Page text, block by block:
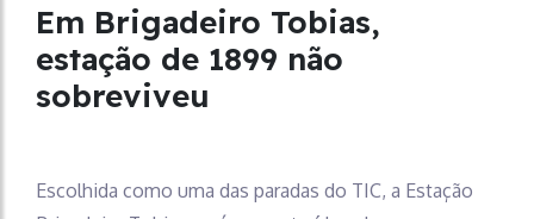
Em Brigadeiro Tobias,
estação de 1899 não
sobreviveu
Escolhida como uma das paradas do TIC, a Estação